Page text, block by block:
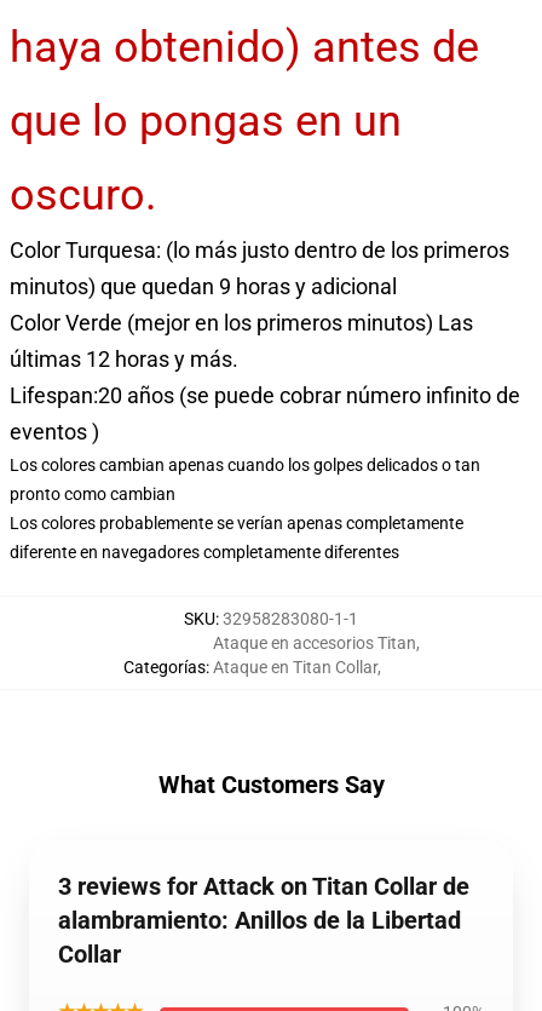
haya obtenido) antes de
que lo pongas en un
oscuro.
Color Turquesa: (lo más justo dentro de los primeros
minutos) que quedan 9 horas y adicional
Color Verde (mejor en los primeros minutos) Las
últimas 12 horas y más.
Lifespan:20 años (se puede cobrar número infinito de
eventos )
Los colores cambian apenas cuando los golpes delicados o tan
pronto como cambian
Los colores probablemente se verían apenas completamente
diferente en navegadores completamente diferentes
SKU:32958283080-1-1
Categorías:
Ataque en accesorios Titan,
Ataque en Titan Collar,
What Customers Say
3 reviews for Attack on Titan Collar de
alambramiento: Anillos de la Libertad
Collar